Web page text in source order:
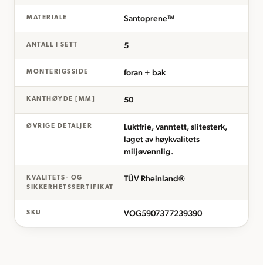
MATERIALE Santoprene™
ANTALL I SETT 5
MONTERIGSSIDE foran + bak
KANTHØYDE [MM] 50
ØVRIGE DETALJER
Luktfrie, vanntett, slitesterk,
laget av høykvalitets
miljøvennlig.
KVALITETS- OG
SIKKERHETSSERTIFIKAT
TÜV Rheinland®
SKU VOG5907377239390